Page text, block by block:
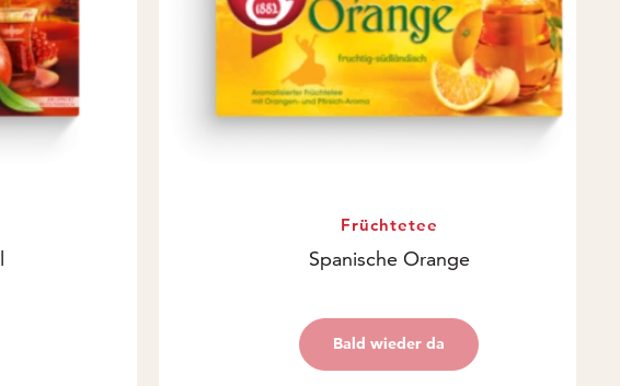
Früchtetee
Spanische Orange
Bald wieder da
Bald wieder da